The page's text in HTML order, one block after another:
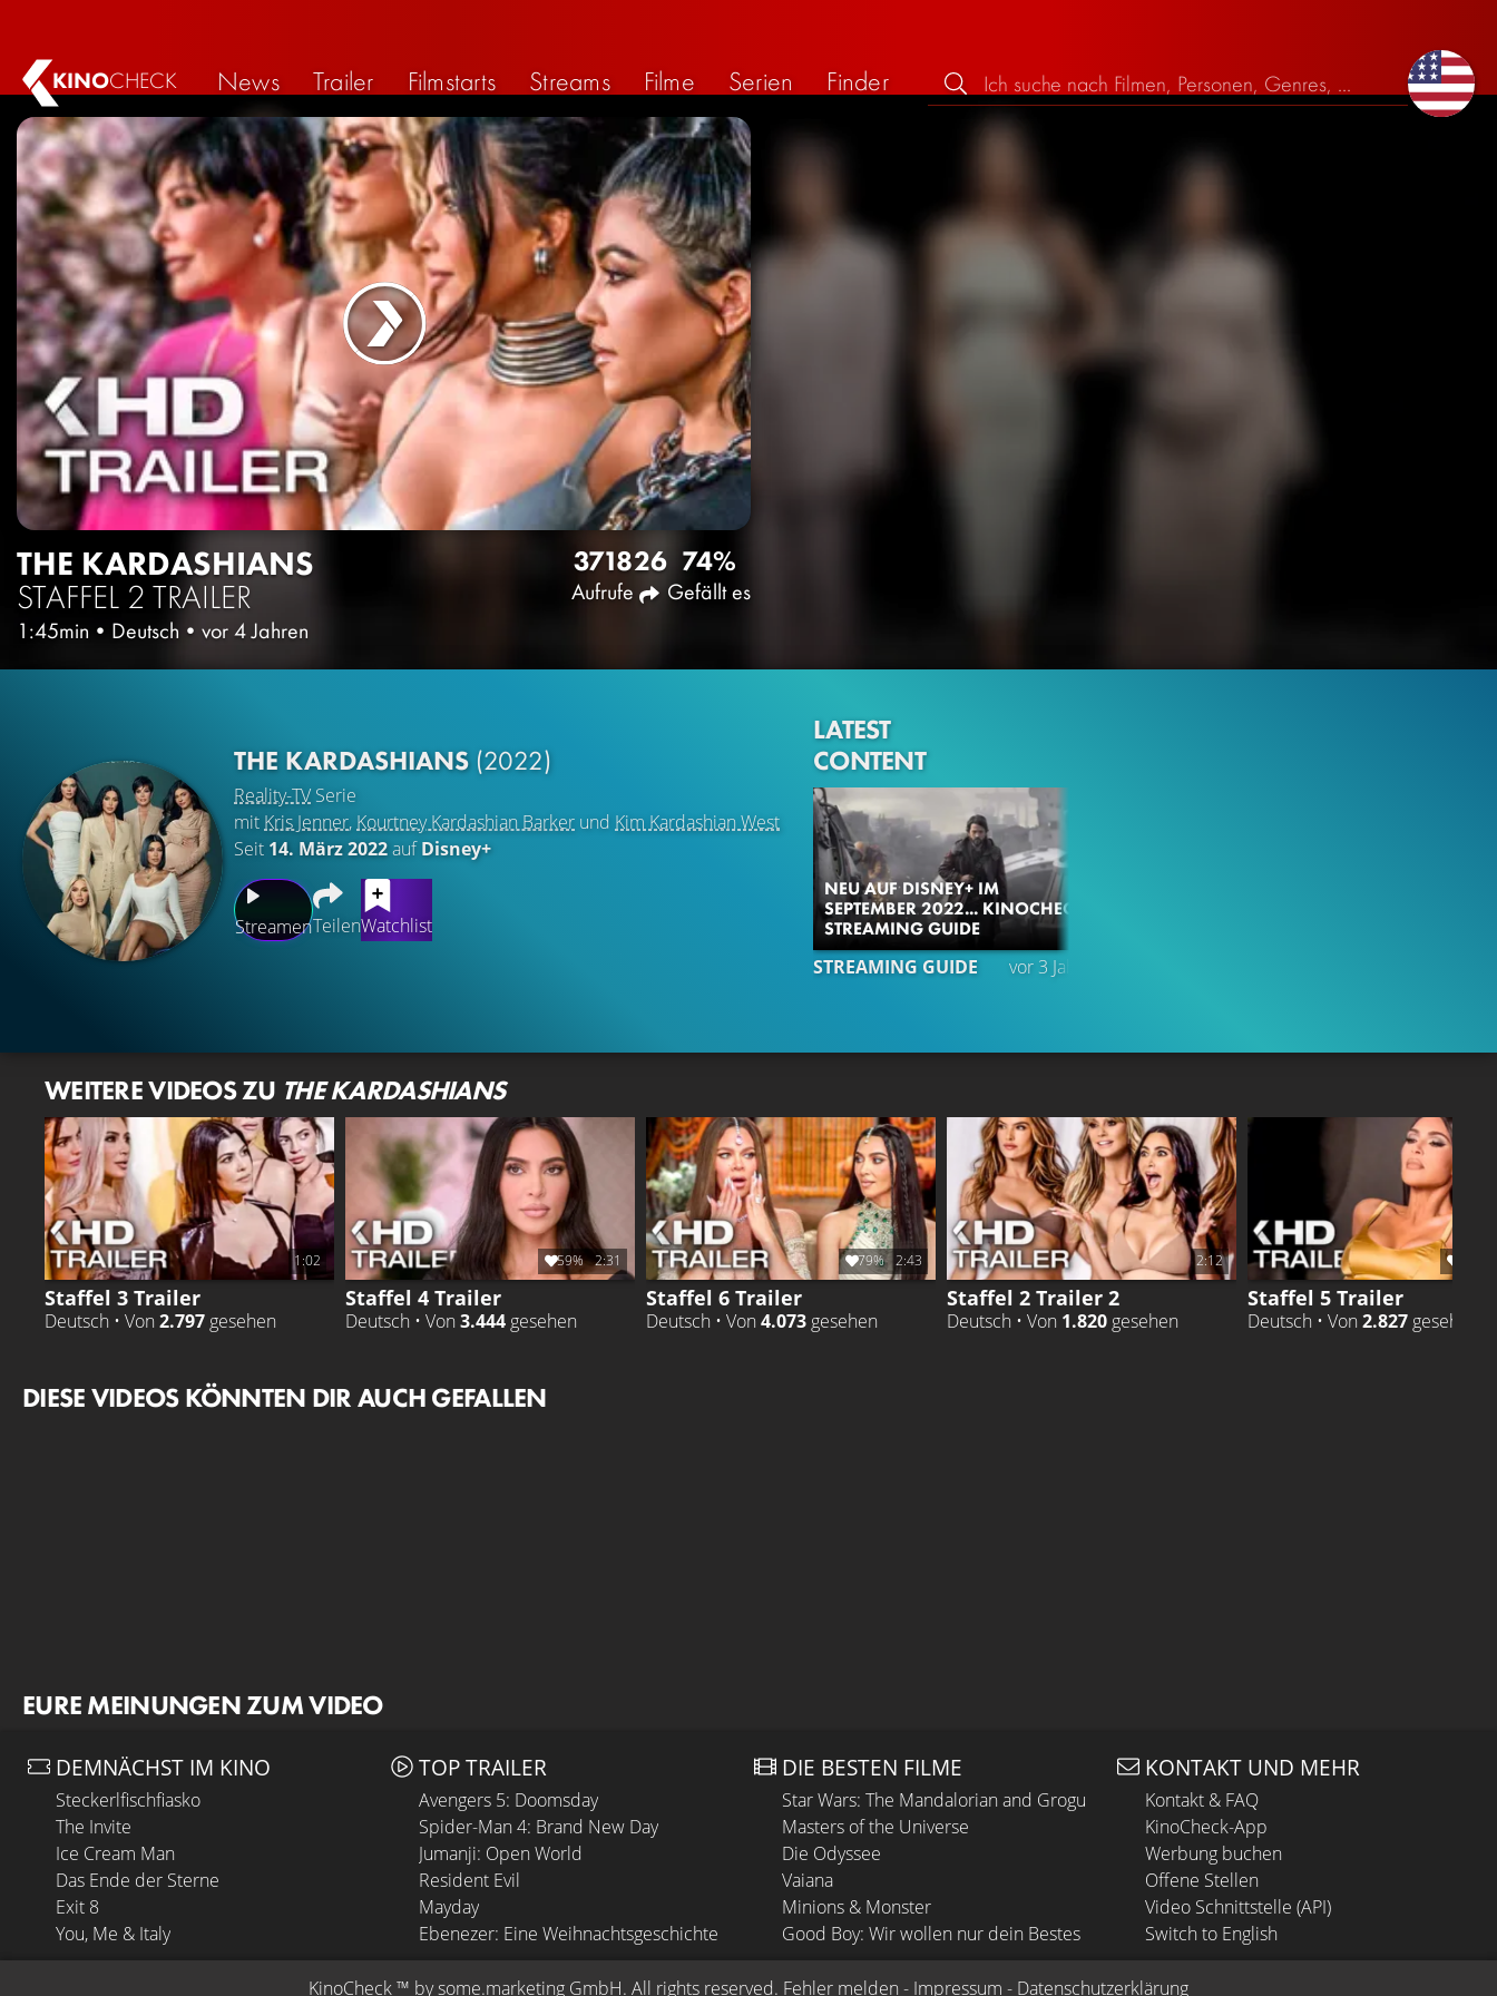
KINOCHECK News Trailer Filmstarts Streams Filme Serien Finder
THE KARDASHIANS
STAFFEL 2 TRAILER
1:45min • Deutsch • vor 4 Jahren
3718
Aufrufe
26 74%
Gefällt es
THE KARDASHIANS (2022)
Reality-TV Serie
mit Kris Jenner, Kourtney Kardashian Barker und Kim Kardashian West
Seit 14. März 2022aufDisney+
StreamenTeilenWatchlist
LATEST
CONTENT
NEU AUF DISNEY+ IM
SEPTEMBER 2022... KINOCHECK
STREAMING GUIDE
STREAMING GUIDE vor 3 Jahren
WEITERE VIDEOS ZU THE KARDASHIANS
1:02
Staffel 3 Trailer
Deutsch • Von 2.797 gesehen
59% 2:31
Staffel 4 Trailer
Deutsch • Von 3.444 gesehen
79% 2:43
Staffel 6 Trailer
Deutsch • Von 4.073 gesehen
2:12
Staffel 2 Trailer 2
Deutsch • Von 1.820 gesehen
Staffel 5 Trailer
Deutsch • Von 2.827 gesehen
DIESE VIDEOS KÖNNTEN DIR AUCH GEFALLEN
EURE MEINUNGEN ZUM VIDEO
DEMNÄCHST IM KINO
Steckerlfischfiasko
The Invite
Ice Cream Man
Das Ende der Sterne
Exit 8
You, Me & Italy
TOP TRAILER
Avengers 5: Doomsday
Spider-Man 4: Brand New Day
Jumanji: Open World
Resident Evil
Mayday
Ebenezer: Eine Weihnachtsgeschichte
DIE BESTEN FILME
Star Wars: The Mandalorian and Grogu
Masters of the Universe
Die Odyssee
Vaiana
Minions & Monster
Good Boy: Wir wollen nur dein Bestes
KONTAKT UND MEHR
Kontakt & FAQ
KinoCheck-App
Werbung buchen
Offene Stellen
Video Schnittstelle (API)
Switch to English
KinoCheck ™ by some.marketing GmbH. All rights reserved. Fehler melden - Impressum - Datenschutzerklärung